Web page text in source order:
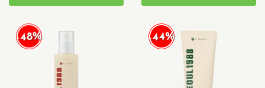
-48% -44%